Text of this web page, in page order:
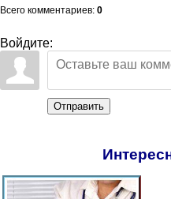
Всего комментариев: 0
Войдите:
Отправить